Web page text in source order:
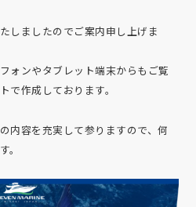
しましたのでご案内申し上げま
ォンやタブレット端末からもご覧
で作成しております。
内容を充実して参りますので、何
。